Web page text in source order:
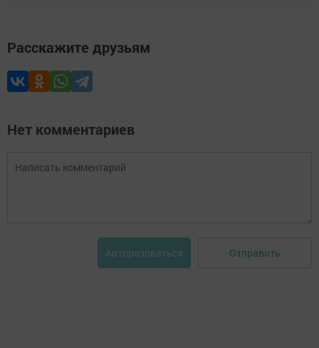
Расскажите друзьям
Нет комментариев
Авторизоваться Отправить